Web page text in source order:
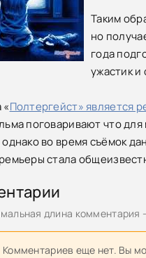
Таким
но
года
ужастик и
«Полтергейст» является
поговаривают что
во время съёмок
стала
длина комментария
Комментариев еще нет. Вы